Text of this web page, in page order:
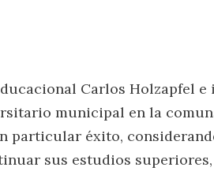
Carlos Holzapfel
municipal en la
éxito,
sus estudios